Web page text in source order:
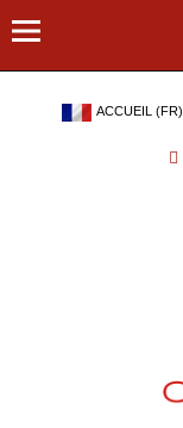
ACCUEIL (FR)